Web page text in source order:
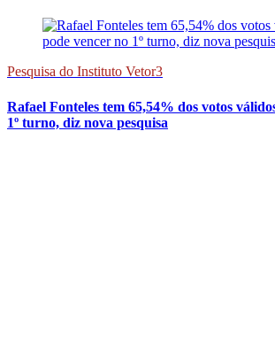
Pesquisa do Instituto Vetor3
Rafael Fonteles tem 65,54% dos votos
1º turno, diz nova pesquisa